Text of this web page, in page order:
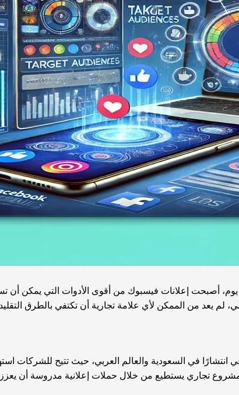
يوم، أصبحت إعلانات فيسبوك من أقوى الأدوات التي يمكن
لم يعد من الممكن لأي علامة تجارية أن تكتفي بالطرق
في السعودية والعالم العربي، حيث تتيح للشركات
تجاري يستطيع من خلال حملات إعلانية مدروسة أن يعزز